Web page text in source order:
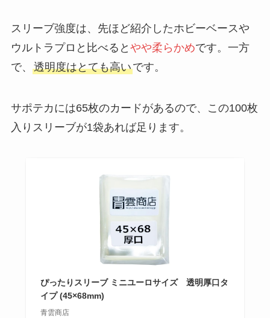
スリーブ強度は、先ほど紹介したホビーベースや
ウルトラプロと比べると やや柔らかめです。一方
で、 透明度はとても高いです。
サポテカには65枚のカードがあるので、この100枚
入りスリーブが1袋あれば足ります。
ぴったりスリーブ ミニユーロサイズ 透明厚口タ
イプ (45×68mm)
青雲商店